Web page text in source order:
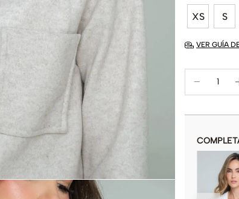
XS S
VER GUÍA
CHAQUETA BIKER